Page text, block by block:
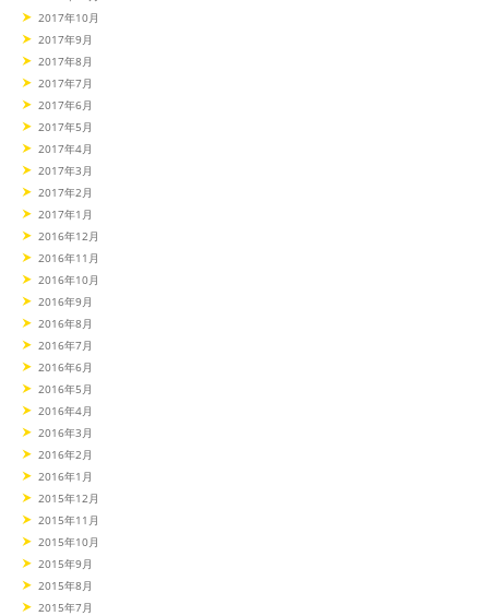
2017年10月
2017年9月
2017年8月
2017年7月
2017年6月
2017年5月
2017年4月
2017年3月
2017年2月
2017年1月
2016年12月
2016年11月
2016年10月
2016年9月
2016年8月
2016年7月
2016年6月
2016年5月
2016年4月
2016年3月
2016年2月
2016年1月
2015年12月
2015年11月
2015年10月
2015年9月
2015年8月
2015年7月